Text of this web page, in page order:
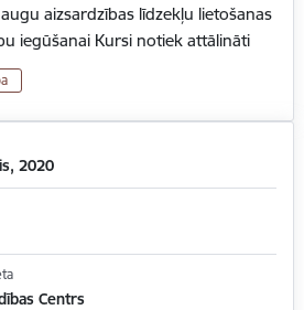
aizsardzības līdzekļu lietošanas
iegūšanai Kursi notiek attālināti
2020
Centrs